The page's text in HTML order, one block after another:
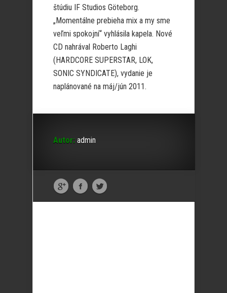
štúdiu IF Studios Göteborg.
„Momentálne prebieha mix a my sme
veľmi spokojní“ vyhlásila kapela. Nové
CD nahrával Roberto Laghi
(HARDCORE SUPERSTAR, LOK,
SONIC SYNDICATE), vydanie je
naplánované na máj/jún 2011.
Autor: admin